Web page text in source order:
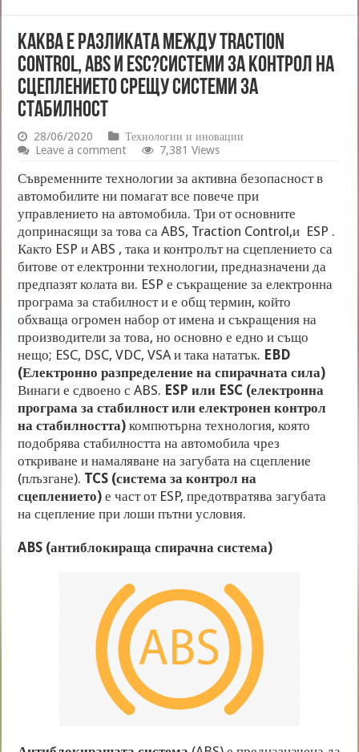
Каква е разликата между Traction
Control, ABS и ESC?Системи за контрол на
сцеплението срещу системи за
стабилност
28/06/2020
Технологии и иновации
Leave a comment
7,381 Views
Съвременните технологии за активна безопасност в
автомобилите ни помагат все повече при
управлението на автомобила. Три от основните
допринасящи за това са ABS, Traction Control,и ESP .
Както ESP и ABS , така и контролът на сцеплението са
битове от електронни технологии, предназначени да
предпазят колата ви. ESP е съкращение за електронна
програма за стабилност и е общ термин, който
обхваща огромен набор от имена и съкращения на
производители за това, но основно е едно и също
нещо; ESC, DSC, VDC, VSA и така нататък. EBD
(Електронно разпределение на спирачната сила)
Винаги е сдвоено с ABS. ESP или ESC (електронна
програма за стабилност или електронен контрол
на стабилността) компютърна технология, която
подобрява стабилността на автомобила чрез
откриване и намаляване на загубата на сцепление
(плъзгане). TCS (система за контрол на
сцеплението) е част от ESP, предотвратява загубата
на сцепление при лоши пътни условия.
ABS (антиблокираща спирачна система)